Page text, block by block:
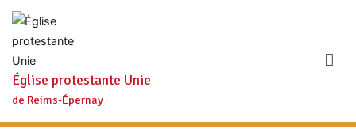
Aller
contenu
Église protestante Unie
de Reims-Épernay